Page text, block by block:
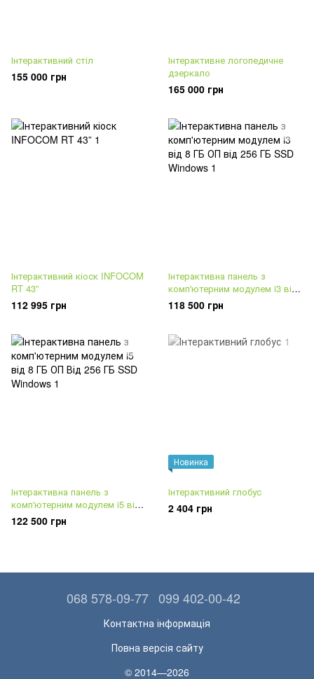
Інтерактивний стіл
155 000 грн
Інтерактивне логопедичне
дзеркало
165 000 грн
Інтерактивний кіоск INFOCOM
RT 43”
112 995 грн
Інтерактивна панель з
комп'ютерним модулем i3 від
8 ГБ ОП від 256 ГБ SSD
Windows
118 500 грн
Інтерактивна панель з
комп'ютерним модулем i5 від
8 ГБ ОП Від 256 ГБ SSD
Windows
122 500 грн
Новинка
Інтерактивний глобус
2 404 грн
068 578-09-77 099 402-00-42
Контактна інформація
Повна версія сайту
© 2014—2026